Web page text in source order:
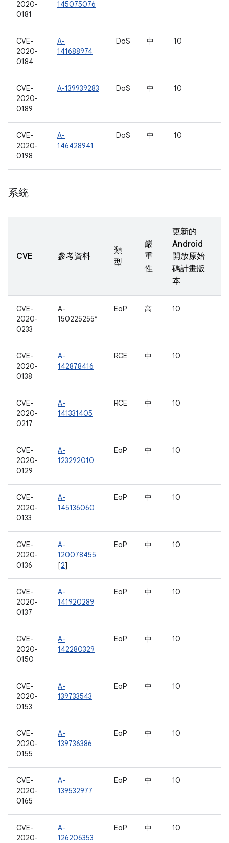
2020-
0181
145075076
CVE-
2020-
0184
A-
141688974
DoS 中 10
CVE-
2020-
0189
A-139939283 DoS 中 10
CVE-
2020-
0198
A-
146428941
DoS 中 10
系統
CVE 參考資料
類
型
嚴
重
性
更新的
Android
開放原始
碼計畫版
本
CVE-
2020-
0233
A-
150225255*
EoP 高 10
CVE-
2020-
0138
A-
142878416
RCE 中 10
CVE-
2020-
0217
A-
141331405
RCE 中 10
CVE-
2020-
0129
A-
123292010
EoP 中 10
CVE-
2020-
0133
A-
145136060
EoP 中 10
CVE-
2020-
0136
A-
120078455
[2]
EoP 中 10
CVE-
2020-
0137
A-
141920289
EoP 中 10
CVE-
2020-
0150
A-
142280329
EoP 中 10
CVE-
2020-
0153
A-
139733543
EoP 中 10
CVE-
2020-
0155
A-
139736386
EoP 中 10
CVE-
2020-
0165
A-
139532977
EoP 中 10
CVE-
2020-
A-
126206353
EoP 中 10